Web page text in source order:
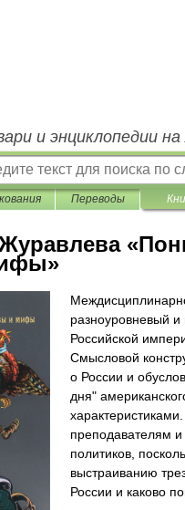
и энциклопедии
Переводы
разноуровневый
Российской
Смысловой
о России и
дня"
преподавателям
политиков,
выстраиванию
России и каково